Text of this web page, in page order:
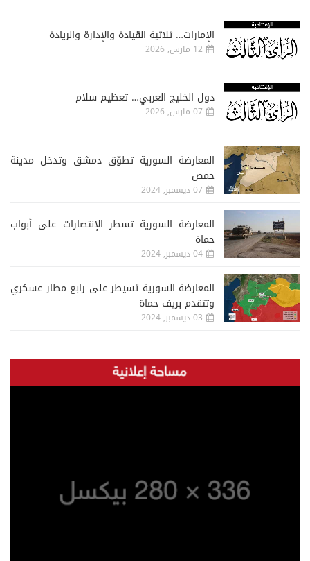
الإمارات… ثلاثية القيادة والإدارة والريادة
12 مارس, 2026
دول الخليج العربي… تعظيم سلام
07 مارس, 2026
المعارضة السورية تطوّق دمشق وتدخل مدينة
حمص
07 ديسمبر, 2024
المعارضة السورية تسطر الإنتصارات على أبواب
حماة
04 ديسمبر, 2024
المعارضة السورية تسيطر على رابع مطار عسكري
وتتقدم بريف حماة
03 ديسمبر, 2024